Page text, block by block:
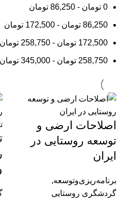
0 تومان -
86,250 تومان
86,250 تومان -
172,500 تومان
172,500 تومان -
258,750 تومان
258,750 تومان -
345,000 تومان
اصلاحات ارضی و
توسعه روستایی در
ایران
برنامه‌ریزی‌وتوسعه,
گردشگری روستایی